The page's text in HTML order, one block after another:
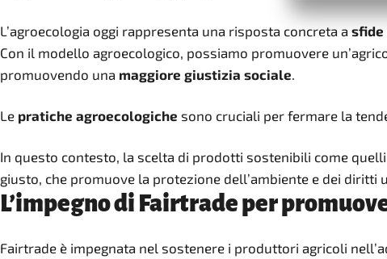
L’agroecologia oggi rappresenta una risposta concreta a sfide
Con il modello agroecologico, possiamo promuovere
promuovendo una maggiore giustizia sociale.
Le pratiche agroecologiche sono cruciali per fermare la
In questo contesto, la scelta di prodotti sostenibili come
giusto, che promuove la protezione dell’ambiente e dei diritti
L’impegno di Fairtrade per
Fairtrade è impegnata nel sostenere i produttori agricoli